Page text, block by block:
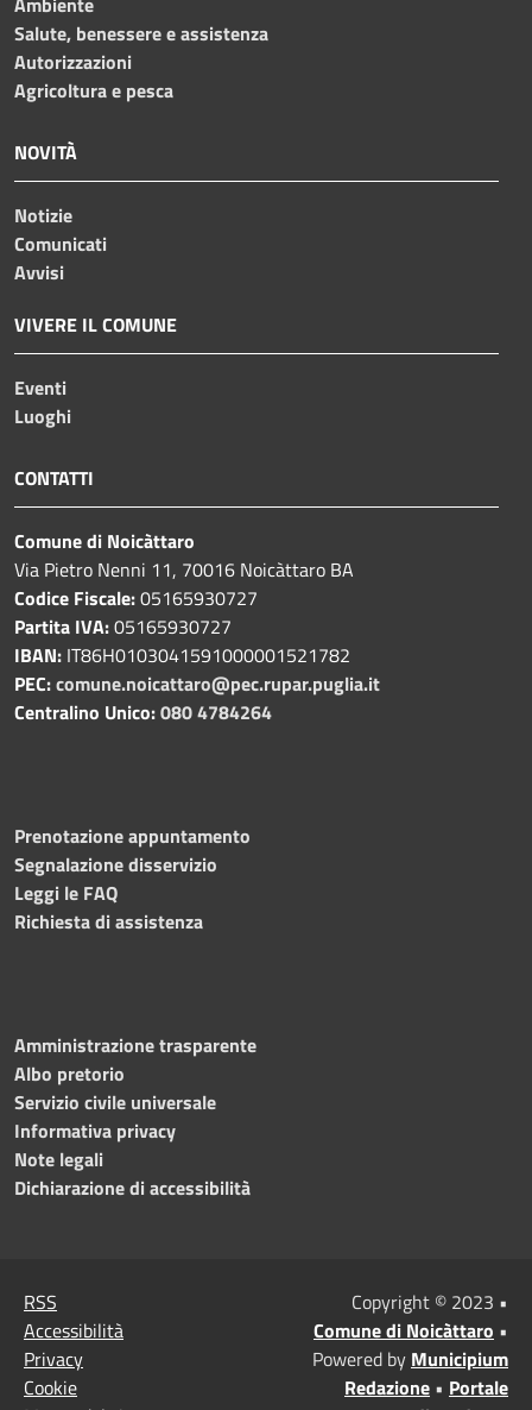
Salute, benessere e assistenza
Autorizzazioni
Agricoltura e pesca
NOVITÀ
Notizie
Comunicati
Avvisi
VIVERE IL COMUNE
Eventi
Luoghi
CONTATTI
Comune di Noicàttaro
Via Pietro Nenni 11, 70016 Noicàttaro BA
Codice Fiscale:05165930727
Partita IVA:05165930727
IBAN: IT86H0103041591000001521782
PEC:comune.noicattaro@pec.rupar.puglia.it
Centralino Unico:080 4784264
Prenotazione appuntamento
Segnalazione disservizio
Leggi le FAQ
Richiesta di assistenza
Amministrazione trasparente
Albo pretorio
Servizio civile universale
Informativa privacy
Note legali
Dichiarazione di accessibilità
RSS
Accessibilità
Privacy
Cookie
Copyright © 2023 •
Comune di Noicàttaro •
Powered by Municipium
Redazione • Portale